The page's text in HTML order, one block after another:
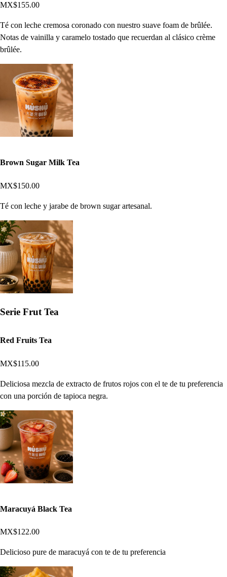
MX$155.00
Té con leche cremosa coronado con nuestro suave foam de brûlée.
Notas de vainilla y caramelo tostado que recuerdan al clásico crème
brûlée.
Brown Sugar Milk Tea
MX$150.00
Té con leche y jarabe de brown sugar artesanal.
Serie Frut Tea
Red Fruits Tea
MX$115.00
Deliciosa mezcla de extracto de frutos rojos con el te de tu preferencia
con una porción de tapioca negra.
Maracuyá Black Tea
MX$122.00
Delicioso pure de maracuyá con te de tu preferencia